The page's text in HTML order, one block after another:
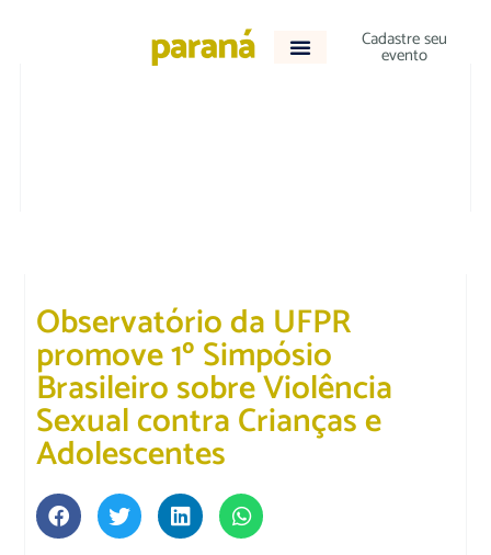
Cadastre seu
evento
Observatório da UFPR
promove 1º Simpósio
Brasileiro sobre Violência
Sexual contra Crianças e
Adolescentes